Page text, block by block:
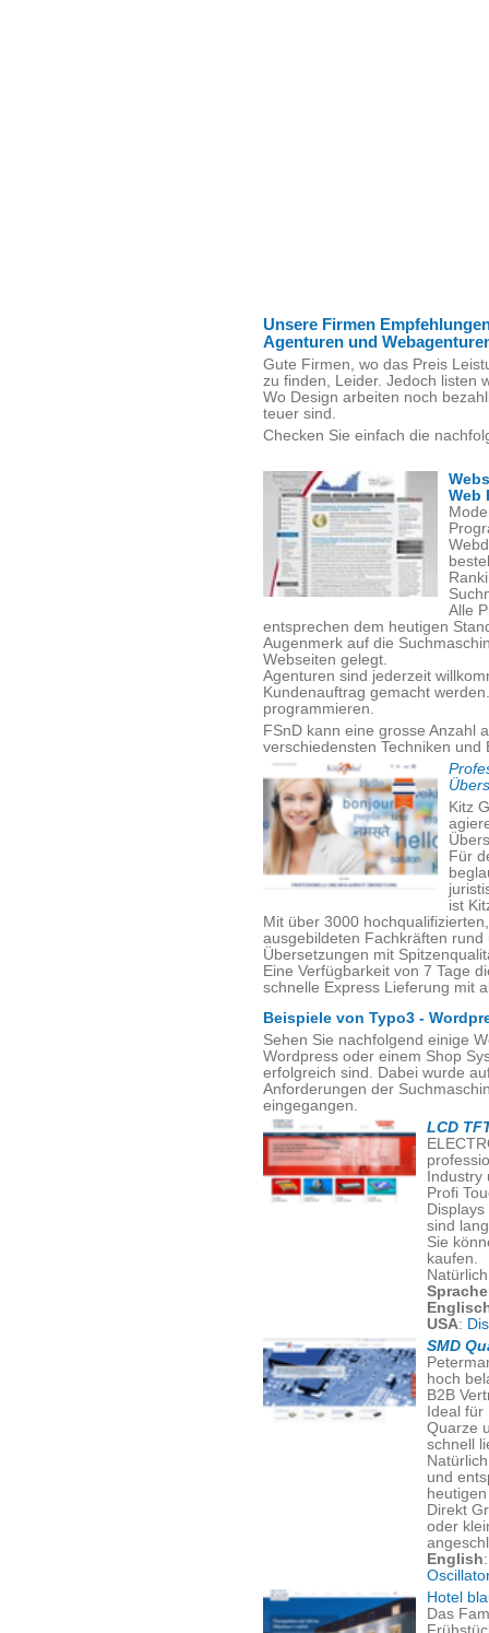
Unsere Firmen
Agenturen und
Gute Firmen, wo das Preis
zu finden, Leider. Jedoch listen
Wo Design arbeiten noch
teuer sind.
Checken Sie einfach die
Web
Alle
entsprechen dem heutigen
Augenmerk auf die
Webseiten gelegt.
Agenturen sind jederzeit
Kundenauftrag gemacht
programmieren.
FSnD kann eine grosse Anzahl
verschiedensten Techniken und
Kitz
Für
ist
Mit über 3000
ausgebildeten Fachkräften
Übersetzungen mit
Eine Verfügbarkeit von 7 Tage
schnelle Express Lieferung mit
Beispiele von Typo3 -
Sehen Sie nachfolgend einige
Wordpress oder einem Shop
erfolgreich sind. Dabei wurde
Anforderungen der
eingegangen.
LCD
Profi
sind
Sie
kaufen.
USA:
SMD
hoch
B2B
Ideal
Quarze
schnell
und
Direkt
oder
English
Hotel
Das